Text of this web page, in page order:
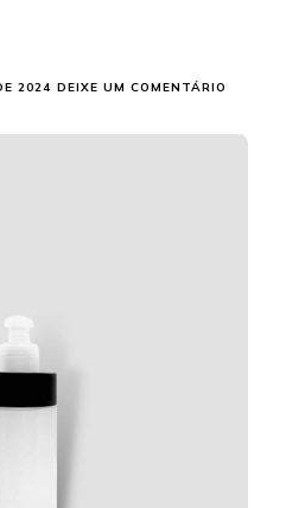
2024 DEIXE UM COMENTÁRIO